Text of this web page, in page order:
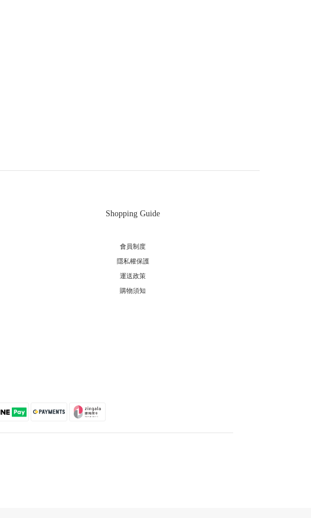
Shopping Guide
會員制度
隱私權保護
運送政策
購物須知